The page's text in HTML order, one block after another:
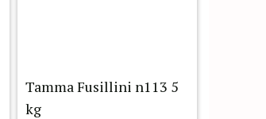
Tamma Fusillini n113 5
kg